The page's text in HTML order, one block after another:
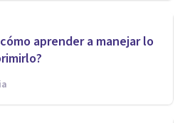
aprender a manejar lo